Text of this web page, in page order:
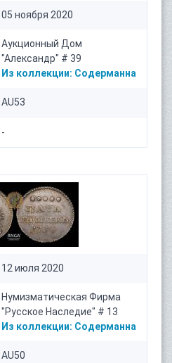
05 ноября 2020
Аукционный Дом
"Александр" # 39
Из коллекции: Содерманна
AU53
-
12 июля 2020
Нумизматическая Фирма
"Русское Наследие" # 13
Из коллекции: Содерманна
AU50